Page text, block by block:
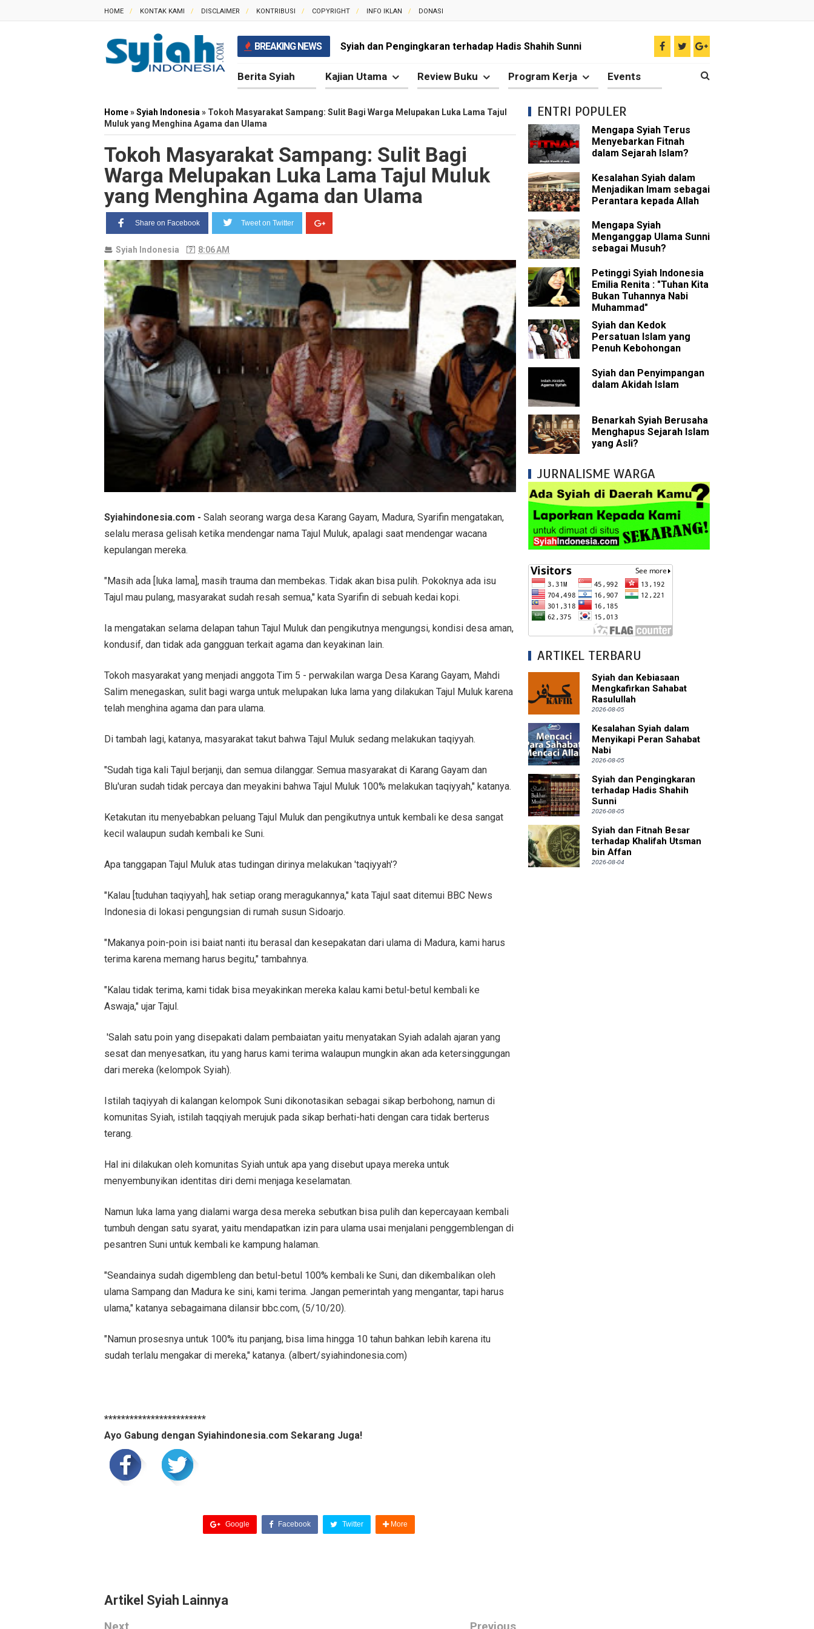
HOME KONTAK KAMI DISCLAIMER KONTRIBUSI COPYRIGHT INFO IKLAN DONASI
BREAKING NEWS Syiah dan Pengingkaran terhadap Hadis Shahih Sunni
Syiah dan Fitnah Besar terhadap Khalifah Utsman bin Affan
Syiah dan Penyelewengan dalam Pemahaman tentang Khalifah
Syiah dan Penyimpangan dalam Akidah Islam
Kesalahan Syiah dalam Menyikapi Khalifah Abu Bakar
Syiah dan Konsep Imamah yang Tidak Masuk Akal dalam Islam
Syiah dan Ketidakkonsistenan dalam Konsep Mahdi
Syiah dan Kedustaan tentang Hak Kekhalifahan
Syiah dan Ketidakbenaran Ajarannya tentang Wilayah Imam
Syiah dan Kedustaan tentang Peristiwa Karbala
Syiah dan Upaya Merusak Ukhuwah Islamiyah
Syiah dan Klaim Palsu tentang Imam Mahdi yang Akan Muncul
Kesalahan Syiah dalam Menjadikan Imam sebagai Perantara kepada Allah
Mengapa Syiah Menganggap Ulama Sunni sebagai Musuh?
Membongkar Kepalsuan Hadis-hadis Syiah tentang Imam Mahdi
Syiah dan Kedok Persatuan Islam yang Penuh Kebohongan
Syiah dan Konsep Dusta dalam Taqiyyah yang Merusak Islam
Syiah dan Kebiasaan Mengkafirkan Sahabat Rasulullah
Kesalahan Syiah dalam Menyikapi Peran Sahabat Nabi
Berita Syiah Kajian Utama Review Buku Program Kerja Events
Home»Syiah Indonesia » Tokoh Masyarakat Sampang: Sulit Bagi Warga Melupakan Luka Lama Tajul
Muluk yang Menghina Agama dan Ulama
Tokoh Masyarakat Sampang: Sulit Bagi
Warga Melupakan Luka Lama Tajul Muluk
yang Menghina Agama dan Ulama
Share on Facebook Tweet on Twitter
Syiah Indonesia 8:06 AM
Syiahindonesia.com - Salah seorang warga desa Karang Gayam, Madura, Syarifin mengatakan,
selalu merasa gelisah ketika mendengar nama Tajul Muluk, apalagi saat mendengar wacana
kepulangan mereka.
"Masih ada [luka lama], masih trauma dan membekas. Tidak akan bisa pulih. Pokoknya ada isu
Tajul mau pulang, masyarakat sudah resah semua," kata Syarifin di sebuah kedai kopi.
Ia mengatakan selama delapan tahun Tajul Muluk dan pengikutnya mengungsi, kondisi desa aman,
kondusif, dan tidak ada gangguan terkait agama dan keyakinan lain.
Tokoh masyarakat yang menjadi anggota Tim 5 - perwakilan warga Desa Karang Gayam, Mahdi
Salim menegaskan, sulit bagi warga untuk melupakan luka lama yang dilakukan Tajul Muluk karena
telah menghina agama dan para ulama.
Di tambah lagi, katanya, masyarakat takut bahwa Tajul Muluk sedang melakukan taqiyyah.
"Sudah tiga kali Tajul berjanji, dan semua dilanggar. Semua masyarakat di Karang Gayam dan
Blu'uran sudah tidak percaya dan meyakini bahwa Tajul Muluk 100% melakukan taqiyyah," katanya.
Ketakutan itu menyebabkan peluang Tajul Muluk dan pengikutnya untuk kembali ke desa sangat
kecil walaupun sudah kembali ke Suni.
Apa tanggapan Tajul Muluk atas tudingan dirinya melakukan 'taqiyyah'?
"Kalau [tuduhan taqiyyah], hak setiap orang meragukannya," kata Tajul saat ditemui BBC News
Indonesia di lokasi pengungsian di rumah susun Sidoarjo.
"Makanya poin-poin isi baiat nanti itu berasal dan kesepakatan dari ulama di Madura, kami harus
terima karena memang harus begitu," tambahnya.
"Kalau tidak terima, kami tidak bisa meyakinkan mereka kalau kami betul-betul kembali ke
Aswaja," ujar Tajul.
'Salah satu poin yang disepakati dalam pembaiatan yaitu menyatakan Syiah adalah ajaran yang
sesat dan menyesatkan, itu yang harus kami terima walaupun mungkin akan ada ketersinggungan
dari mereka (kelompok Syiah).
Istilah taqiyyah di kalangan kelompok Suni dikonotasikan sebagai sikap berbohong, namun di
komunitas Syiah, istilah taqqiyah merujuk pada sikap berhati-hati dengan cara tidak berterus
terang.
Hal ini dilakukan oleh komunitas Syiah untuk apa yang disebut upaya mereka untuk
menyembunyikan identitas diri demi menjaga keselamatan.
Namun luka lama yang dialami warga desa mereka sebutkan bisa pulih dan kepercayaan kembali
tumbuh dengan satu syarat, yaitu mendapatkan izin para ulama usai menjalani penggemblengan di
pesantren Suni untuk kembali ke kampung halaman.
"Seandainya sudah digembleng dan betul-betul 100% kembali ke Suni, dan dikembalikan oleh
ulama Sampang dan Madura ke sini, kami terima. Jangan pemerintah yang mengantar, tapi harus
ulama," katanya sebagaimana dilansir bbc.com, (5/10/20).
"Namun prosesnya untuk 100% itu panjang, bisa lima hingga 10 tahun bahkan lebih karena itu
sudah terlalu mengakar di mereka," katanya. (albert/syiahindonesia.com)
************************
Ayo Gabung dengan Syiahindonesia.com Sekarang Juga!
Google Facebook Twitter More
Artikel Syiah Lainnya
ENTRI POPULER
Mengapa Syiah Terus
Menyebarkan Fitnah
dalam Sejarah Islam?
Kesalahan Syiah dalam
Menjadikan Imam sebagai
Perantara kepada Allah
Mengapa Syiah
Menganggap Ulama Sunni
sebagai Musuh?
Petinggi Syiah Indonesia
Emilia Renita : "Tuhan Kita
Bukan Tuhannya Nabi
Muhammad"
Syiah dan Kedok
Persatuan Islam yang
Penuh Kebohongan
Syiah dan Penyimpangan
dalam Akidah Islam
Benarkah Syiah Berusaha
Menghapus Sejarah Islam
yang Asli?
JURNALISME WARGA
ARTIKEL TERBARU
Syiah dan Kebiasaan
Mengkafirkan Sahabat
Rasulullah
2026-08-05
Kesalahan Syiah dalam
Menyikapi Peran Sahabat
Nabi
2026-08-05
Syiah dan Pengingkaran
terhadap Hadis Shahih
Sunni
2026-08-05
Syiah dan Fitnah Besar
terhadap Khalifah Utsman
bin Affan
2026-08-04